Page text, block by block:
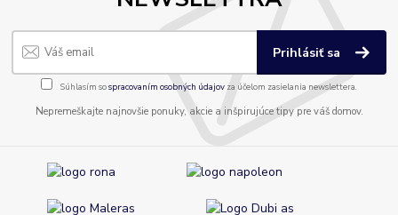
Prihlásiť sa
Súhlasím sospracovaním osobných údajov za účelom zasielania newslettera.
Nepremeškajte najnovšie ponuky, akcie a inšpirujúce tipy pre váš domov.